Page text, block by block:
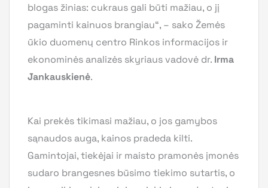
blogas žinias: cukraus gali būti mažiau, o jį
pagaminti kainuos brangiau“, – sako Žemės
ūkio duomenų centro Rinkos informacijos ir
ekonominės analizės skyriaus vadovė dr. Irma
Jankauskienė.
Kai prekės tikimasi mažiau, o jos gamybos
sąnaudos auga, kainos pradeda kilti.
Gamintojai, tiekėjai ir maisto pramonės įmonės
sudaro brangesnes būsimo tiekimo sutartis, o